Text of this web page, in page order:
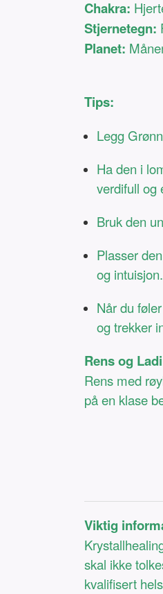
Chakra:
Stjernetegn:
Planet:
Tips:
Legg
Ha den i
verdifull og
Bruk den
Plasser
og intuisjon.
Når du
og trekker
Rens og
Rens med
på en klase
Viktig
skal ikke
kvalifisert